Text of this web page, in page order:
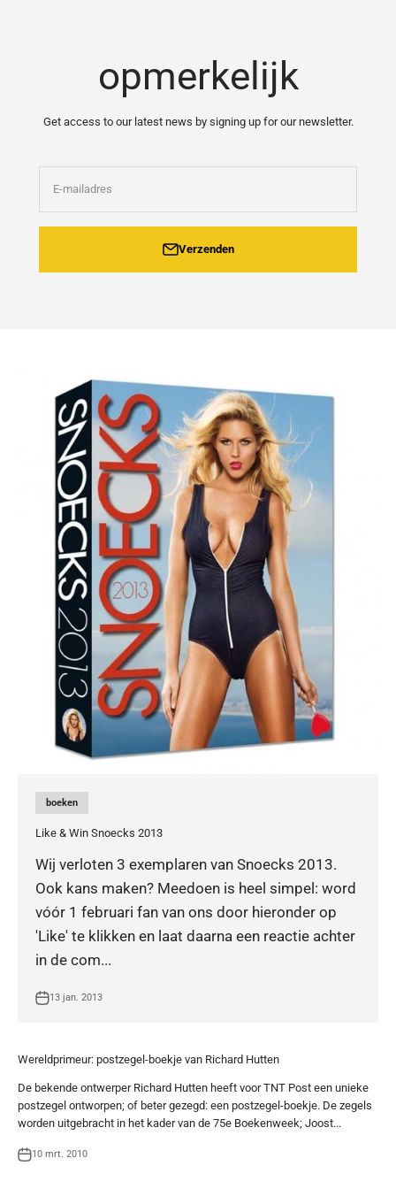
opmerkelijk
Get access to our latest news by signing up for our newsletter.
E-mailadres
Verzenden
boeken
Like & Win Snoecks 2013
Wij verloten 3 exemplaren van Snoecks 2013.
Ook kans maken? Meedoen is heel simpel: word
vóór 1 februari fan van ons door hieronder op
'Like' te klikken en laat daarna een reactie achter
in de com...
13 jan. 2013
Wereldprimeur: postzegel-boekje van Richard Hutten
De bekende ontwerper Richard Hutten heeft voor TNT Post een unieke
postzegel ontworpen; of beter gezegd: een postzegel-boekje. De zegels
worden uitgebracht in het kader van de 75e Boekenweek; Joost...
10 mrt. 2010